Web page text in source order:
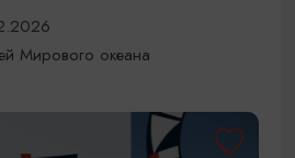
Мирового океана